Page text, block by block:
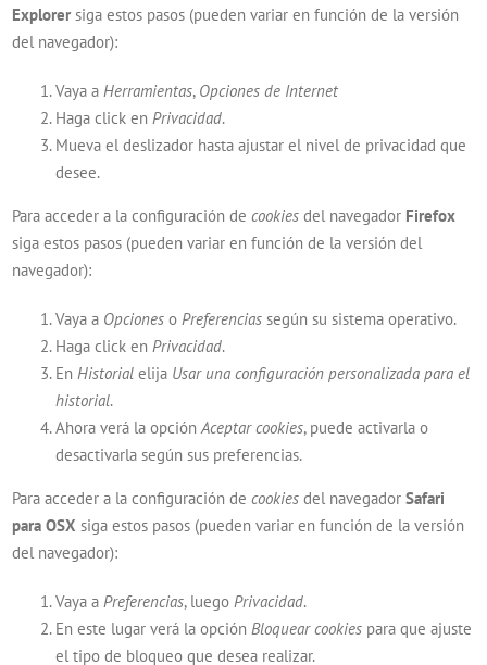
Explorer siga estos pasos (pueden variar en función de la versión
del navegador):
Vaya aHerramientas, Opciones de Internet
Haga click enPrivacidad.
Mueva el deslizador hasta ajustar el nivel de privacidad que
desee.
Para acceder a la configuración decookies del navegador Firefox
siga estos pasos (pueden variar en función de la versión del
navegador):
Vaya a Opciones oPreferencias según su sistema operativo.
Haga click enPrivacidad.
EnHistorial elija Usar una configuración personalizada para el
historial.
Ahora verá la opciónAceptar cookies, puede activarla o
desactivarla según sus preferencias.
Para acceder a la configuración decookies del navegadorSafari
para OSX siga estos pasos (pueden variar en función de la versión
del navegador):
Vaya aPreferencias, luegoPrivacidad.
En este lugar verá la opciónBloquear cookies para que ajuste
el tipo de bloqueo que desea realizar.